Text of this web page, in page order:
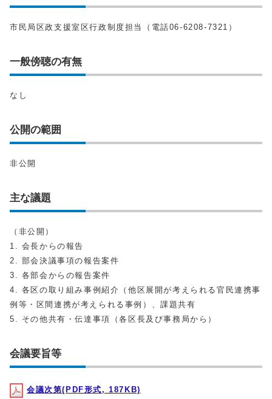
市民局区政支援室区行政制度担当（電話06-6208-7321）
一般傍聴の有無
なし
公開の範囲
非公開
主な議題
（非公開）
1. 会長からの報告
2. 部会決議事項の報告案件
3. 各部会からの報告案件
4. 各区の取り組み事例紹介（他区展開が考えられる官民連携事
例等・区間連携が考えられる事例）、課題共有
5. その他共有・伝達事項（各区長及び事務局から）
会議要旨等
会議次第(PDF形式, 187KB)